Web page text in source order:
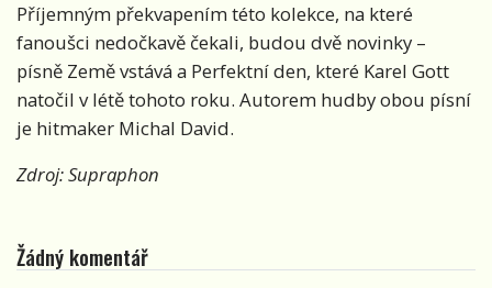
Příjemným překvapením této kolekce, na které
fanoušci nedočkavě čekali, budou dvě novinky –
písně Země vstává a Perfektní den, které Karel Gott
natočil v létě tohoto roku. Autorem hudby obou písní
je hitmaker Michal David.
Zdroj: Supraphon
Žádný komentář